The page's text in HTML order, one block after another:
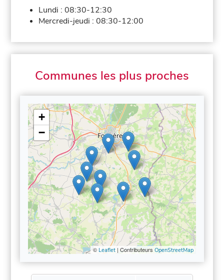
Lundi :08:30-12:30
Mercredi-jeudi :08:30-12:00
Communes les plus proches
+
−
© Leaflet| Contributeurs OpenStreetMap